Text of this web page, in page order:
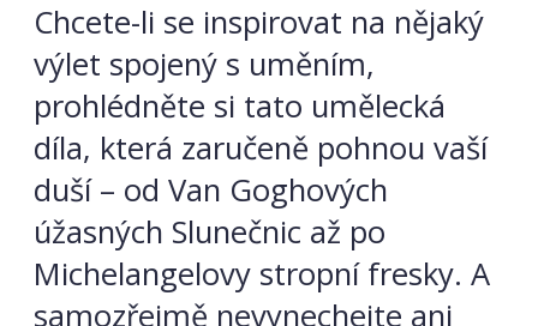
Chcete-li se inspirovat na nějaký
výlet spojený s uměním,
prohlédněte si tato umělecká
díla, která zaručeně pohnou vaší
duší – od Van Goghových
úžasných Slunečnic až po
Michelangelovy stropní fresky. A
samozřejmě nevynechejte ani